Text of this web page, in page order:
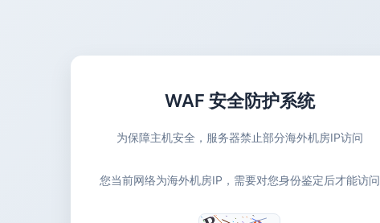
WAF 安全防护系统
为保障主机安全，服务器禁止部分海外机房IP访问
您当前网络为海外机房IP，需要对您身份鉴定后才能访问